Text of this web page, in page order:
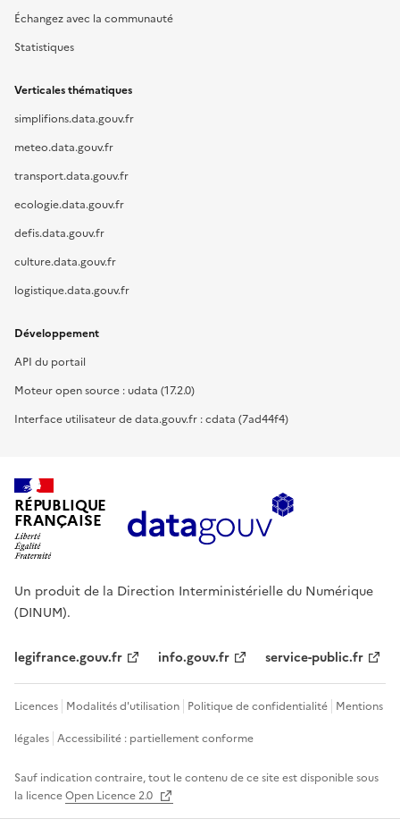
Échangez avec la communauté
Statistiques
Verticales thématiques
simplifions.data.gouv.fr
meteo.data.gouv.fr
transport.data.gouv.fr
ecologie.data.gouv.fr
defis.data.gouv.fr
culture.data.gouv.fr
logistique.data.gouv.fr
Développement
API du portail
Moteur open source : udata (17.2.0)
Interface utilisateur de data.gouv.fr : cdata (7ad44f4)
RÉPUBLIQUE
FRANÇAISE
Un produit de la Direction Interministérielle du Numérique
(DINUM).
legifrance.gouv.fr info.gouv.fr service-public.fr
Licences Modalités d'utilisation Politique de confidentialité Mentions
légales Accessibilité : partiellement conforme
Sauf indication contraire, tout le contenu de ce site est disponible sous
la licenceOpen Licence 2.0